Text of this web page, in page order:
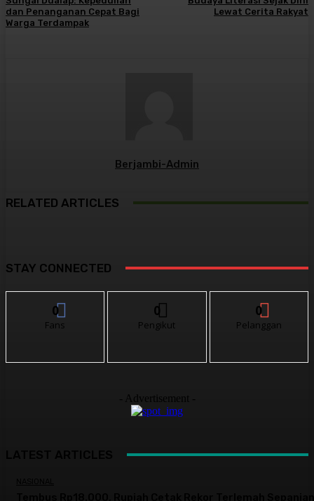
dan Penanganan Cepat Bagi
Warga Terdampak
Lewat Cerita Rakyat
Berjambi-Admin
RELATED ARTICLES
STAY CONNECTED
0
Fans
0
Pengikut
0
Pelanggan
- Advertisement -